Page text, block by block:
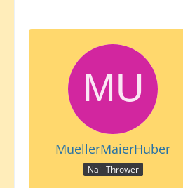
MuellerMaierHuber
Nail-Thrower